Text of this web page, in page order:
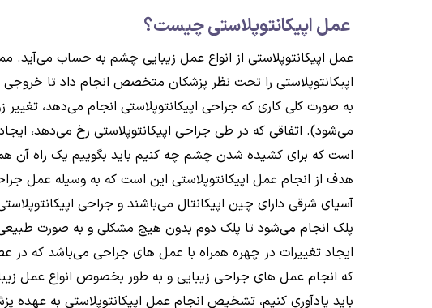
عمل اپیکانتوپلاستی چیست؟
عمل اپیکانتوپلاستی از انواع عمل زیبایی چشم به حساب می‌آید.
اپیکانتوپلاستی را تحت نظر پزشکان متخصص انجام داد تا خروجی
به صورت کلی کاری که جراحی اپیکانتوپلاستی انجام می‌دهد،
می‌شود). اتفاقی که در طی جراحی اپیکانتوپلاستی رخ می‌دهد،
است که برای کشیده شدن چشم چه کنیم باید بگوییم یک راه آن
هدف از انجام عمل اپیکانتوپلاستی این است که به وسیله عمل
آسیای شرقی دارای چین اپیکانتال می‌باشند و جراحی
پلک انجام می‌شود تا پلک دوم بدون هیچ مشکلی و به صورت
ایجاد تغییرات در چهره همراه با عمل های جراحی می‌باشد که در
که انجام عمل های جراحی زیبایی و به طور بخصوص انواع عمل
باید یادآوری کنیم، تشخیص انجام عمل اپیکانتوپلاستی به عهده